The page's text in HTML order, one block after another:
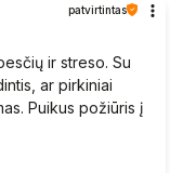
patvirtintas
ir streso. Su
ar pirkiniai
Puikus požiūris į